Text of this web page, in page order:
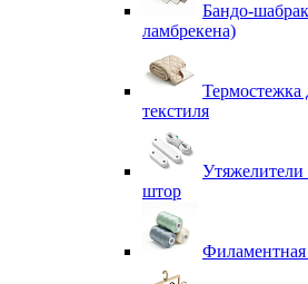
Бандо-
ламбрекена)
Термостежка
текстиля
штор
Филаментная